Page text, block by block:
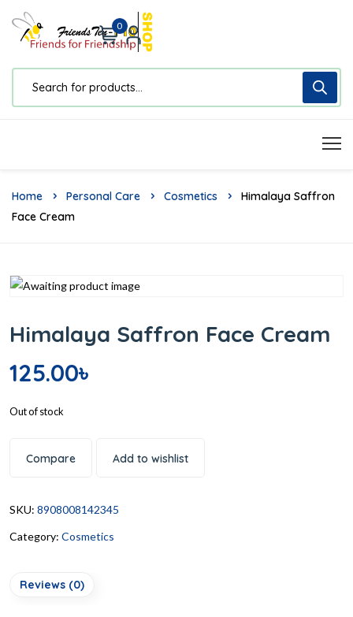
0
Home Personal Care Cosmetics
Himalaya Saffron
Face Cream
Himalaya Saffron Face Cream
125.00৳
Out of stock
Compare Add to wishlist
SKU: 8908008142345
Category: Cosmetics
Reviews (0)